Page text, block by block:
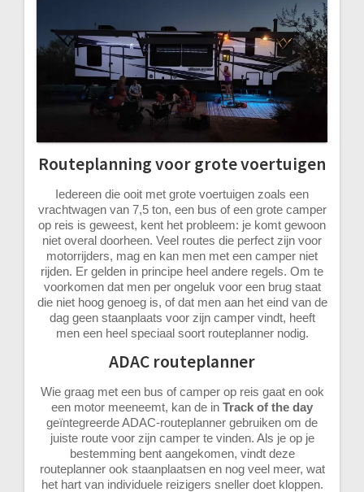
Routeplanning voor grote voertuigen
Iedereen die ooit met grote voertuigen zoals een
vrachtwagen van 7,5 ton, een bus of een grote camper
op reis is geweest, kent het probleem: je komt gewoon
niet overal doorheen. Veel routes die perfect zijn voor
motorrijders, mag en kan men met een camper niet
rijden. Er gelden in principe heel andere regels. Om te
voorkomen dat men per ongeluk voor een brug staat
die niet hoog genoeg is, of dat men aan het eind van de
dag geen staanplaats voor zijn camper vindt, heeft
men een heel speciaal soort routeplanner nodig.
ADAC routeplanner
Wie graag met een bus of camper op reis gaat en ook
een motor meeneemt, kan de in Track of the day
geïntegreerde ADAC-routeplanner gebruiken om de
juiste route voor zijn camper te vinden. Als je op je
bestemming bent aangekomen, vindt deze
routeplanner ook staanplaatsen en nog veel meer, wat
het hart van individuele reizigers sneller doet kloppen.